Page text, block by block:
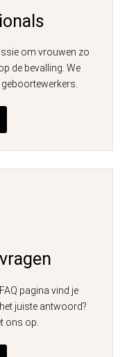
om vrouwen zo
de bevalling. We
pagina vind je
juiste antwoord?
ons op.